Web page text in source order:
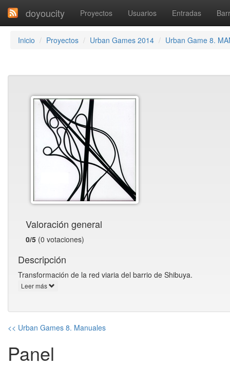
doyoucity Proyectos Usuarios Entradas
Inicio Proyectos Urban Games 2014 Urban Game 8.
Valoración general
0/5 (0 votaciones)
Descripción
Transformación de la red viaria del barrio de Shibuya.
Leer más
<< Urban Games 8. Manuales
Panel